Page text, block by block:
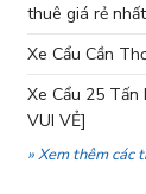
thuê giá rẻ nhất
Xe Cẩu Cần
Xe Cẩu 25 Tấn
VUI VẺ]
» Xem thêm các